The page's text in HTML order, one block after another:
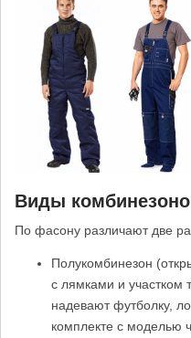
Виды
По фасону различают две
Полукомбинезон
с лямками и участком
надевают футболку,
комплекте с моделью